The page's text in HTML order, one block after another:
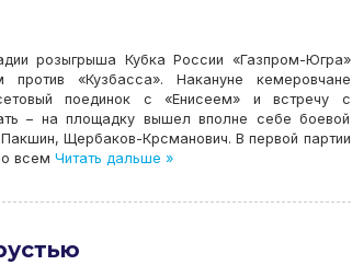
розыгрыша Кубка России «Газпром-Югра»
«Кузбасса». Накануне кемеровчане
поединок с «Енисеем» и встречу с
– на площадку вышел вполне себе боевой
Щербаков-Крсманович. В первой партии
всем Читать дальше »